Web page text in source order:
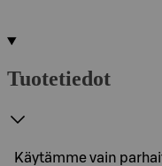
Tuotetiedot
Käytämme vain